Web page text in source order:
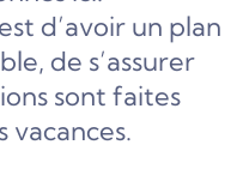
d’avoir un plan
de s’assurer
sont faites
vacances.